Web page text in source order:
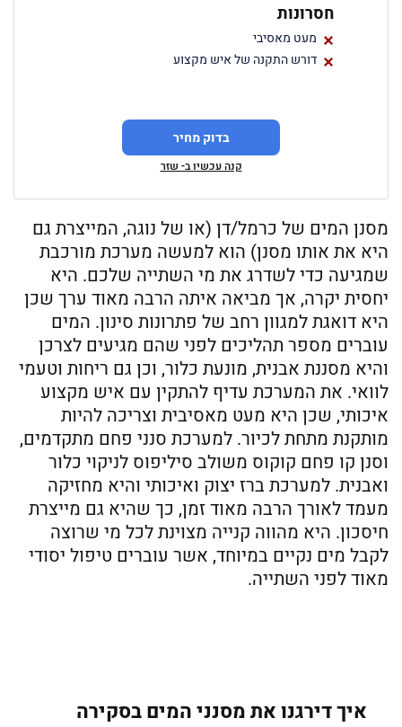
חסרונות
מעט מאסיבי
דורש התקנה של איש מקצוע
בדוק מחיר
קנה עכשיו ב- שזר
מסנן המים של כרמל/דן (או של נוגה, המייצרת גם
היא את אותו מסנן) הוא למעשה מערכת מורכבת
שמגיעה כדי לשדרג את מי השתייה שלכם. היא
יחסית יקרה, אך מביאה איתה הרבה מאוד ערך שכן
היא דואגת למגוון רחב של פתרונות סינון. המים
עוברים מספר תהליכים לפני שהם מגיעים לצרכן
והיא מסננת אבנית, מונעת כלור, וכן גם ריחות וטעמי
לוואי. את המערכת עדיף להתקין עם איש מקצוע
איכותי, שכן היא מעט מאסיבית וצריכה להיות
מותקנת מתחת לכיור. למערכת סנני פחם מתקדמים,
וסנן קו פחם קוקוס משולב סיליפוס לניקוי כלור
ואבנית. למערכת ברז יצוק ואיכותי והיא מחזיקה
מעמד לאורך הרבה מאוד זמן, כך שהיא גם מייצרת
חיסכון. היא מהווה קנייה מצוינת לכל מי שרוצה
לקבל מים נקיים במיוחד, אשר עוברים טיפול יסודי
מאוד לפני השתייה.
איך דירגנו את מסנני המים בסקירה